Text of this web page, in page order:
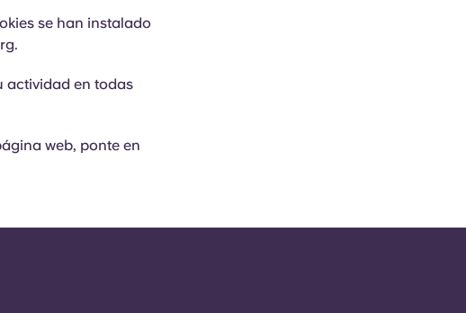
se han instalado
actividad en todas
web, ponte en